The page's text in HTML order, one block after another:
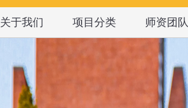
关于我们 项目分类 师资团队